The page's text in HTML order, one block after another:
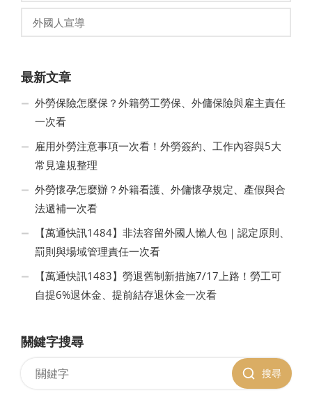
外國人宣導
最新文章
外勞保險怎麼保？外籍勞工勞保、外傭保險與雇主責任
一次看
雇用外勞注意事項一次看！外勞簽約、工作內容與5大
常見違規整理
外勞懷孕怎麼辦？外籍看護、外傭懷孕規定、產假與合
法遞補一次看
【萬通快訊1484】非法容留外國人懶人包｜認定原則、
罰則與場域管理責任一次看
【萬通快訊1483】勞退舊制新措施7/17上路！勞工可
自提6%退休金、提前結存退休金一次看
關鍵字搜尋
搜尋